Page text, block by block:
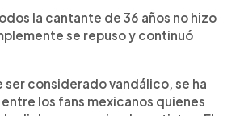
la cantante de 36 años no hizo
se repuso y continuó
ser considerado vandálico, se ha
los fans mexicanos quienes